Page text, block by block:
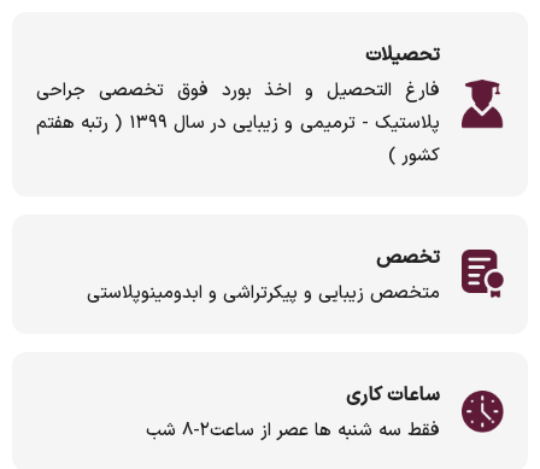
تحصیلات
فارغ التحصیل و اخذ بورد فوق تخصصی جراحی
پلاستیک - ترمیمی و زیبایی در سال ۱۳۹۹ ( رتبه هفتم
کشور )
تخصص
متخصص زیبایی و پیکرتراشی و ابدومینوپلاستی
ساعات کاری
فقط سه شنبه ها عصر از ساعت۲-۸ شب